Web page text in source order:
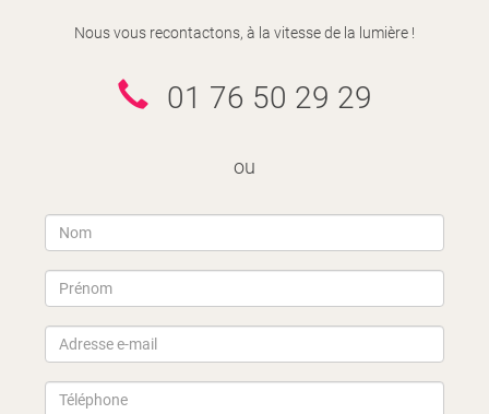
Nous vous recontactons, à la vitesse de la lumière !
01 76 50 29 29
ou